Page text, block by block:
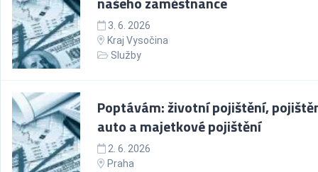
3. 6. 2026
Kraj Vysočina
Služby
Poptávám: životní pojištění,
auto a majetkové pojištění
2. 6. 2026
Praha